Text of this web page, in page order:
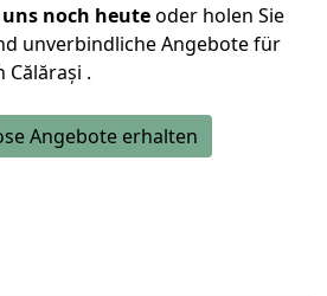
noch heuteoder holen Sie
unverbindliche Angebote für
Călărași .
Angebote erhalten